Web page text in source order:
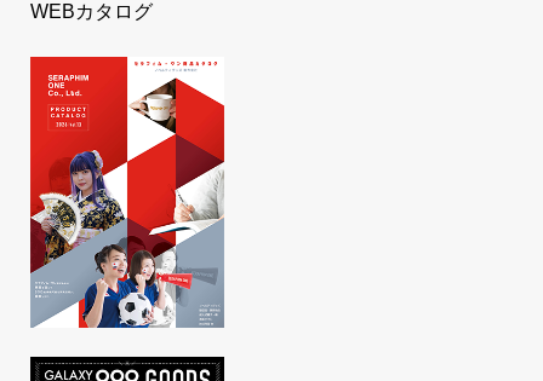
WEBカタログ